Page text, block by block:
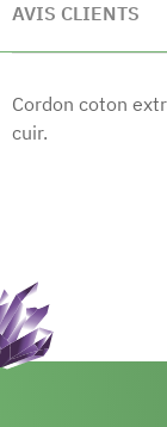
AVIS CLIENTS
Cordon coton
cuir.